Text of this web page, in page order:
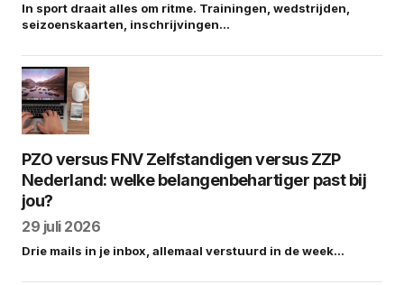
In sport draait alles om ritme. Trainingen, wedstrijden,
seizoenskaarten, inschrijvingen…
PZO versus FNV Zelfstandigen versus ZZP
Nederland: welke belangenbehartiger past bij
jou?
29 juli 2026
Drie mails in je inbox, allemaal verstuurd in de week…